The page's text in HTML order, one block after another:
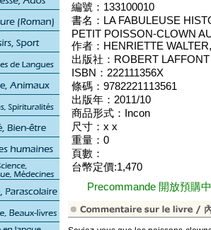
編號：133100010
書名：LA FABULEUSE
PETIT POISSON-CLOWN
作者：HENRIETTE
出版社：ROBERT LAFFONT
ISBN：222111356X
條碼：9782221113561
出版年：2011/10
商品形式：Incon
尺寸：x x
重量：0
頁數：
台幣定價:1,470
Precommande 開放預購中